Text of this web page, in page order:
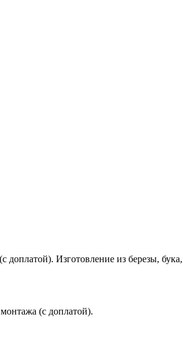
Изготовление из березы,
(с доплатой).